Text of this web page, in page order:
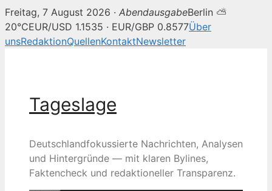
Freitag, 7 August 2026 · AbendausgabeBerlin ⛅
20°CEUR/USD 1.1535 · EUR/GBP 0.8577Über
unsRedaktionQuellenKontaktNewsletter
Tageslage
Deutschlandfokussierte Nachrichten, Analysen
und Hintergründe — mit klaren Bylines,
Faktencheck und redaktioneller Transparenz.